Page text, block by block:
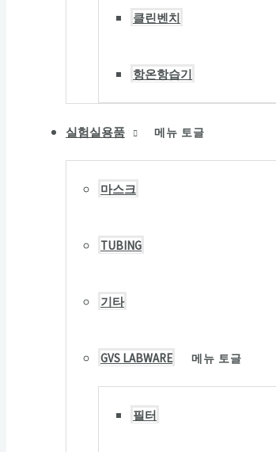
클린벤치
항온항습기
실험실용품 메뉴 토글
마스크
TUBING
기타
GVS LABWARE 메뉴 토글
필터